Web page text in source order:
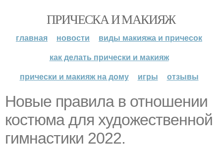
ПРИЧЕСКА И МАКИЯЖ
главная новости
виды макияжа и причесок
как делать прически и макияж
прически и макияж на дому
игры отзывы
Новые правила в отношении
костюма для художественной
гимнастики 2022.